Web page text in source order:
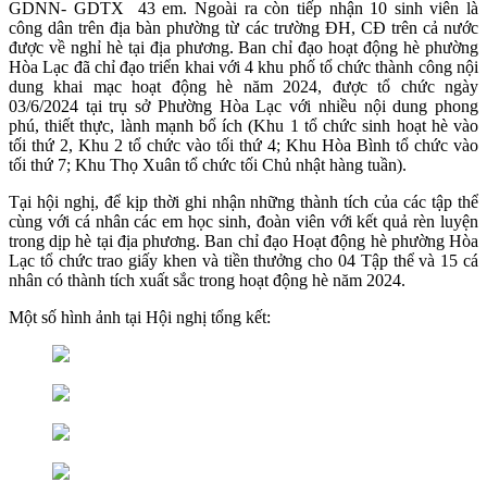
GDNN- GDTX 43 em. Ngoài ra còn tiếp nhận 10 sinh viên là
công dân trên địa bàn phường từ các trường ĐH, CĐ trên cả nước
được về nghỉ hè tại địa phương. Ban chỉ đạo hoạt động hè phường
Hòa Lạc đã chỉ đạo triển khai với 4 khu phố tổ chức thành công nội
dung khai mạc hoạt động hè năm 2024, được tổ chức ngày
03/6/2024 tại trụ sở Phường Hòa Lạc với nhiều nội dung phong
phú, thiết thực, lành mạnh bổ ích (Khu 1 tổ chức sinh hoạt hè vào
tối thứ 2, Khu 2 tổ chức vào tối thứ 4; Khu Hòa Bình tổ chức vào
tối thứ 7; Khu Thọ Xuân tổ chức tối Chủ nhật hàng tuần).
Tại hội nghị, để kịp thời ghi nhận những thành tích của các tập thể
cùng với cá nhân các em học sinh, đoàn viên với kết quả rèn luyện
trong dịp hè tại địa phương. Ban chỉ đạo Hoạt động hè phường Hòa
Lạc tổ chức trao giấy khen và tiền thưởng cho 04 Tập thể và 15 cá
nhân có thành tích xuất sắc trong hoạt động hè năm 2024.
Một số hình ảnh tại Hội nghị tổng kết: